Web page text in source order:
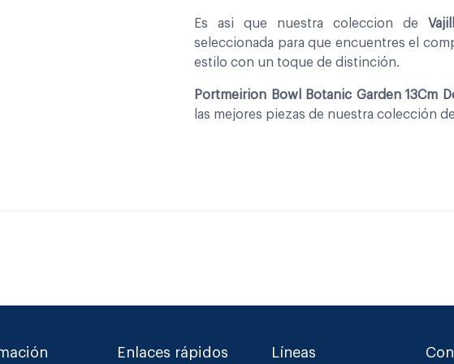
Es asi que nuestra coleccion de
seleccionada para que encuentres el
estilo con un toque de distinción.
Portmeirion Bowl Botanic Garden 13Cm
las mejores piezas de nuestra colección de
Enlaces rápidos Líneas